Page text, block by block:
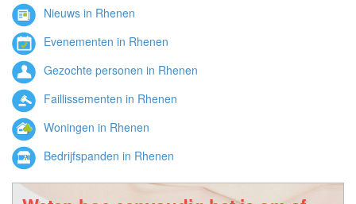
Nieuws in Rhenen
Evenementen in Rhenen
Gezochte personen in Rhenen
Faillissementen in Rhenen
Woningen in Rhenen
Bedrijfspanden in Rhenen